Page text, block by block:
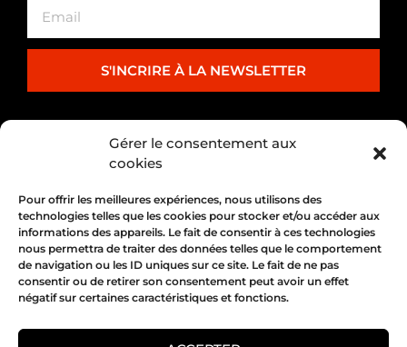
Gérer le consentement aux
cookies
Pour offrir les meilleures expériences, nous utilisons des
technologies telles que les cookies pour stocker et/ou accéder aux
informations des appareils. Le fait de consentir à ces technologies
nous permettra de traiter des données telles que le comportement
de navigation ou les ID uniques sur ce site. Le fait de ne pas
consentir ou de retirer son consentement peut avoir un effet
négatif sur certaines caractéristiques et fonctions.
S'INCRIRE À LA NEWSLETTER
PARTENARIAT